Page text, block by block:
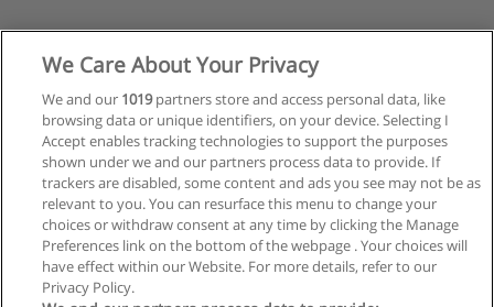
We Care About Your Privacy
We and our 1019partners store and access personal data, like
browsing data or unique identifiers, on your device. Selecting I
Accept enables tracking technologies to support the purposes
shown under we and our partners process data to provide. If
trackers are disabled, some content and ads you see may not be as
relevant to you. You can resurface this menu to change your
choices or withdraw consent at any time by clicking the Manage
Preferences link on the bottom of the webpage . Your choices will
have effect within our Website. For more details, refer to our
Privacy Policy.